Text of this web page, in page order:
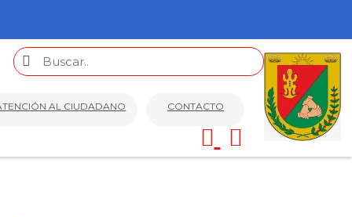
AL CIUDADANO CONTACTO